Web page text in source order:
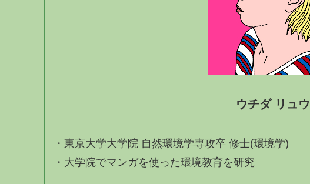
ウチダ リュ
・東京大学大学院 自然環境学専攻卒 修士(環境学)
・大学院でマンガを使った環境教育を研究